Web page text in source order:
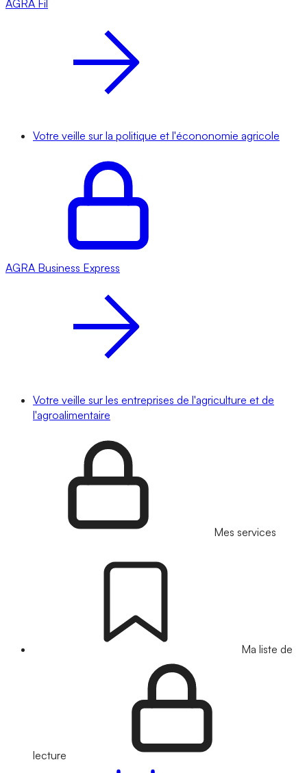
AGRA Fil
Votre veille sur la politique et l'écononomie agricole
AGRA Business Express
Votre veille sur les entreprises de l'agriculture et de
l'agroalimentaire
Mes services
Ma liste de
lecture